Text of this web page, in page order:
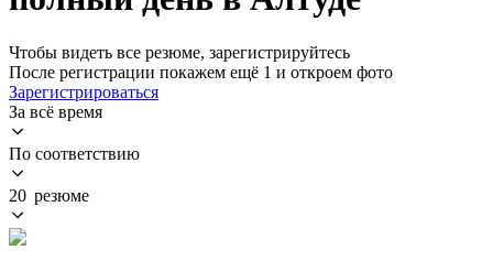
Чтобы видеть все резюме, зарегистрируйтесь
После регистрации покажем ещё 1 и откроем фото
Зарегистрироваться
За всё время
По соответствию
20 резюме